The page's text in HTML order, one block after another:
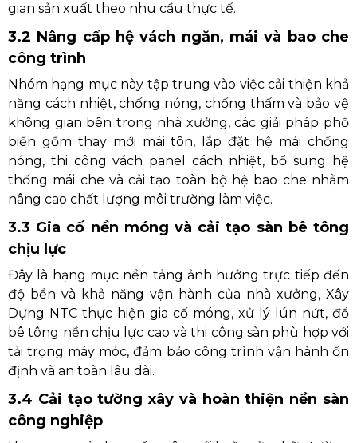
gian sản xuất theo nhu cầu thực tế.
3.2 Nâng cấp hệ vách ngăn, mái và bao che
công trình
Nhóm hạng mục này tập trung vào việc cải thiện khả
năng cách nhiệt, chống nóng, chống thấm và bảo vệ
không gian bên trong nhà xưởng, các giải pháp phổ
biến gồm thay mới mái tôn, lắp đặt hệ mái chống
nóng, thi công vách panel cách nhiệt, bổ sung hệ
thống mái che và cải tạo toàn bộ hệ bao che nhằm
nâng cao chất lượng môi trường làm việc.
3.3 Gia cố nền móng và cải tạo sàn bê tông
chịu lực
Đây là hạng mục nền tảng ảnh hưởng trực tiếp đến
độ bền và khả năng vận hành của nhà xưởng, Xây
Dựng NTC thực hiện gia cố móng, xử lý lún nứt, đổ
bê tông nền chịu lực cao và thi công sàn phù hợp với
tải trọng máy móc, đảm bảo công trình vận hành ổn
định và an toàn lâu dài.
3.4 Cải tạo tường xây và hoàn thiện nền sàn
công nghiệp